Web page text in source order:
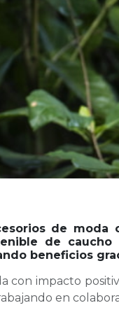
de moda
de caucho
beneficios
con impacto
en